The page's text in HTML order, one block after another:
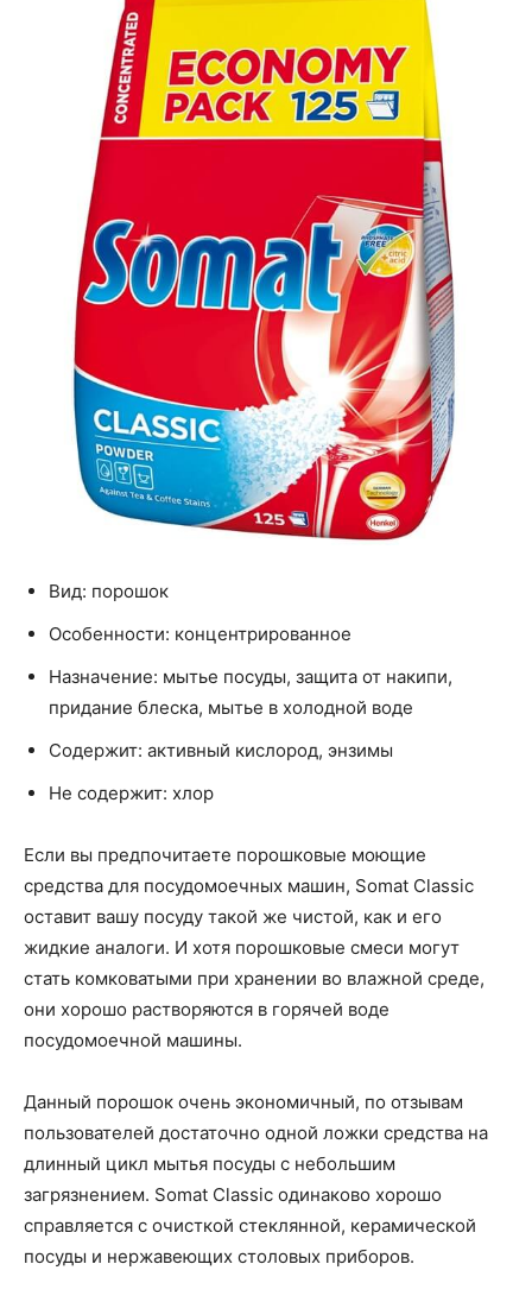
Вид: порошок
Особенности: концентрированное
Назначение: мытье посуды, защита от накипи,
придание блеска, мытье в холодной воде
Содержит: активный кислород, энзимы
Не содержит: хлор
Если вы предпочитаете порошковые моющие
средства для посудомоечных машин, Somat Classic
оставит вашу посуду такой же чистой, как и его
жидкие аналоги. И хотя порошковые смеси могут
стать комковатыми при хранении во влажной среде,
они хорошо растворяются в горячей воде
посудомоечной машины.
Данный порошок очень экономичный, по отзывам
пользователей достаточно одной ложки средства на
длинный цикл мытья посуды с небольшим
загрязнением. Somat Classic одинаково хорошо
справляется с очисткой стеклянной, керамической
посуды и нержавеющих столовых приборов.